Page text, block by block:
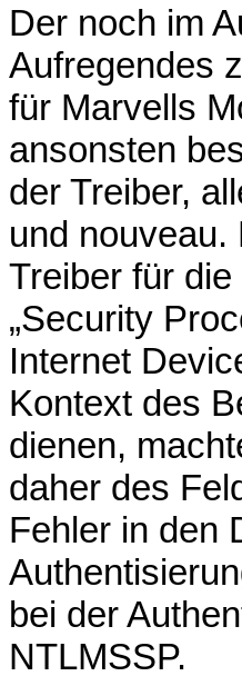
Der noch im
Aufregendes
für Marvells
ansonsten
der Treiber,
und
Treiber für
„Security
Internet
Kontext des
dienen,
daher des
Fehler in den
bei der
NTLMSSP.